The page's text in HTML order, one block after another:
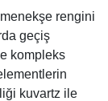
rengini
geçiş
kompleks
kuvartz ile